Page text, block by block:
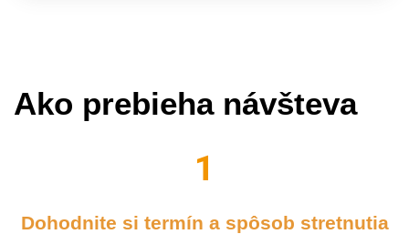
Ako prebieha návšteva
Dohodnite si termín a spôsob stretnutia